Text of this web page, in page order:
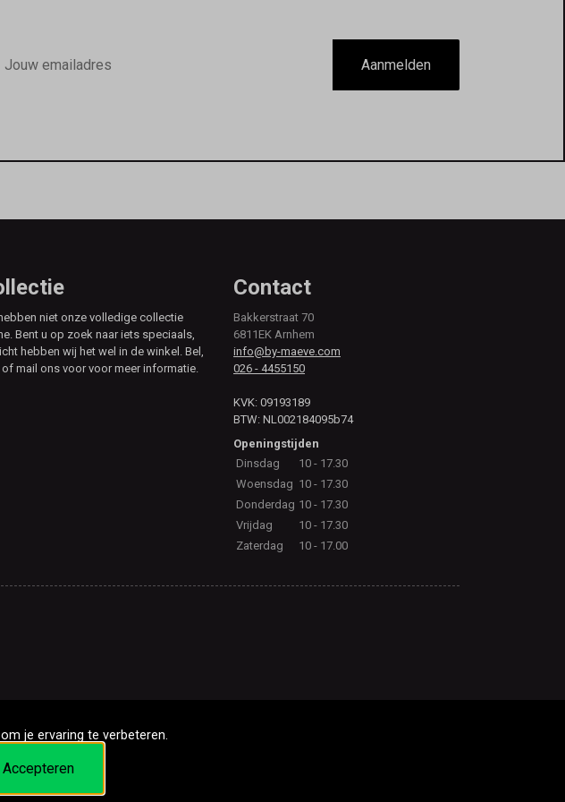
Aanmelden
niet onze volledige collectie
Bent u op zoek naar iets speciaals,
hebben wij het wel in de winkel. Bel,
mail ons voor voor meer informatie.
Contact
Bakkerstraat 70
6811EK Arnhem
info@by-maeve.com
026 - 4455150
KVK: 09193189
BTW: NL002184095b74
Openingstijden
Dinsdag
10 - 17.30
Woensdag 10 - 17.30
Donderdag 10 - 17.30
Vrijdag
10 - 17.30
Zaterdag
10 - 17.00
je ervaring te verbeteren.
Accepteren